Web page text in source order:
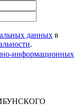
данных в
.
информационных